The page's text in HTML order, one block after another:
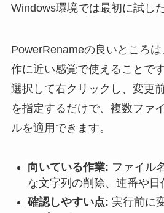
Windows環境では最初に試し
PowerRenameの良いところ
作に近い感覚で使えることで
選択して右クリックし、変更
を指定するだけで、複数ファ
ルを適用できます。
向いている作業: ファイル
な文字列の削除、連番や
確認しやすい点: 実行前に